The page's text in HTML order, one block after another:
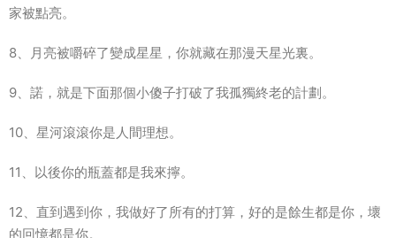
家被點亮。
8、月亮被嚼碎了變成星星，你就藏在那漫天星光裏。
9、諾，就是下面那個小傻子打破了我孤獨終老的計劃。
10、星河滾滾你是人間理想。
11、以後你的瓶蓋都是我來擰。
12、直到遇到你，我做好了所有的打算，好的是餘生都是你，壞
的回憶都是你。